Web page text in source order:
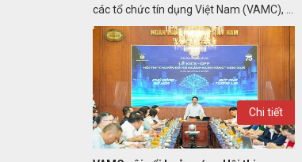
các tổ chức tín dụng Việt Nam (VAMC), ...
Chi tiết